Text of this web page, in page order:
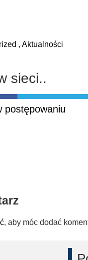
, Aktualności
sieci..
postępowaniu
, aby móc dodać